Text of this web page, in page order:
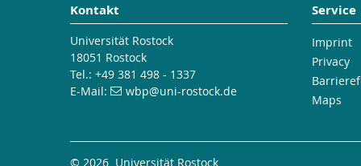
Kontakt
Universität Rostock
18051 Rostock
Tel.: +49 381 498 - 1337
E-Mail:
wbp@uni-rostock.de
Service
Imprint
Privacy
Maps
© 2026 Universität Rostock